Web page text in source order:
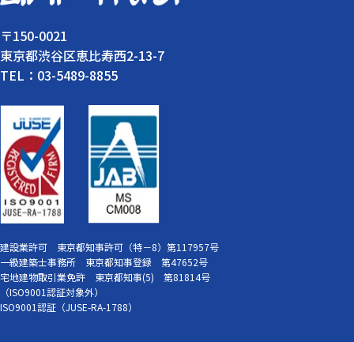
〒150-0021
東京都渋谷区恵比寿西2-13-7
TEL：03-5489-8855
建設業許可 東京都知事許可（特－8）第117957号
一級建築士事務所 東京都知事登録 第47652号
宅地建物取引業免許 東京都知事(5) 第81814号
（ISO9001認証対象外）
ISO9001認証（JUSE-RA-1788）